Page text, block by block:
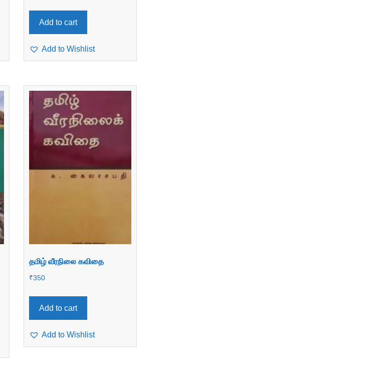
Add to cart
Add to Wishlist
தமிழ் வீரநிலை கவிதை
₹350
Add to cart
Add to Wishlist